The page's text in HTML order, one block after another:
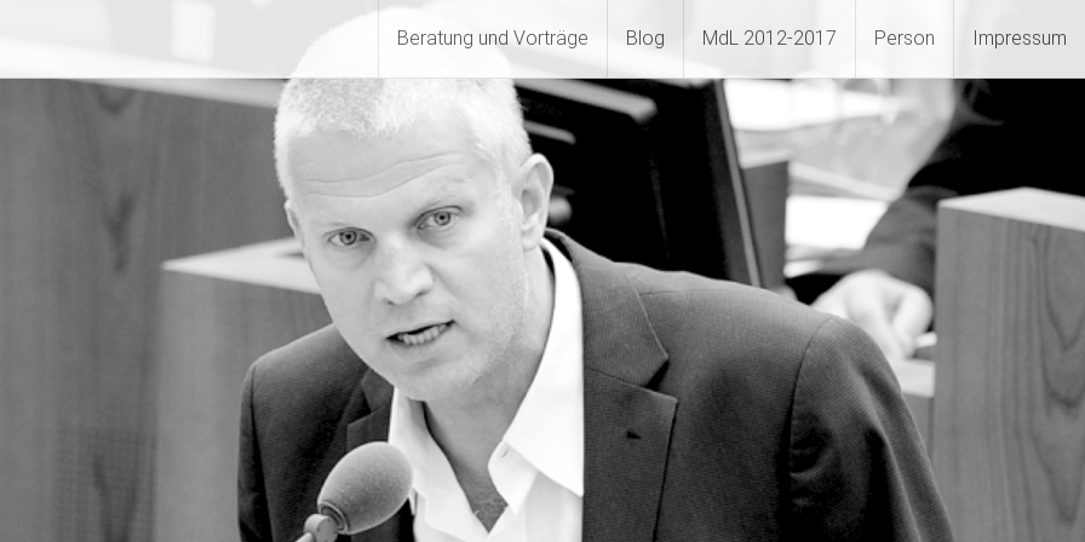
Beratung und Vorträge Blog MdL 2012-2017 Person Impressum